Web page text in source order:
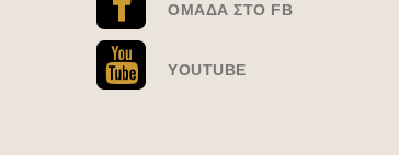
ΟΜΆΔΑ ΣΤΟ FB
YOUTUBE